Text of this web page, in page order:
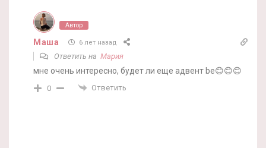
Автор
Маша 6 лет назад
Ответить на Мария
мне очень интересно, будет ли еще адвент be😊😊😊
0 Ответить